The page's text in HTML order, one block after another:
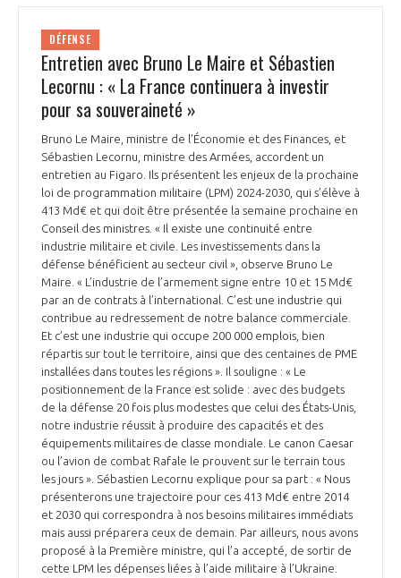
COMPÉTITIVITÉ
EMPLOI & FORMATION
ENVIRONNEMENT
INNOVATION
INTERNATIONALISATION
DOCUMENTS & BROCHURES
RAPPORTS D'ACTIVITÉS
DÉFENSE
Entretien avec Bruno Le Maire et Sébastien
Lecornu : « La France continuera à investir
pour sa souveraineté »
Bruno Le Maire, ministre de l’Économie et des Finances, et
Sébastien Lecornu, ministre des Armées, accordent un
entretien au Figaro. Ils présentent les enjeux de la prochaine
loi de programmation militaire (LPM) 2024-2030, qui s’élève à
413 Md€ et qui doit être présentée la semaine prochaine en
Conseil des ministres. « Il existe une continuité entre
industrie militaire et civile. Les investissements dans la
défense bénéficient au secteur civil », observe Bruno Le
Maire. « L’industrie de l’armement signe entre 10 et 15 Md€
par an de contrats à l’international. C’est une industrie qui
contribue au redressement de notre balance commerciale.
Et c’est une industrie qui occupe 200 000 emplois, bien
répartis sur tout le territoire, ainsi que des centaines de PME
installées dans toutes les régions ». Il souligne : « Le
positionnement de la France est solide : avec des budgets
de la défense 20 fois plus modestes que celui des États-Unis,
notre industrie réussit à produire des capacités et des
équipements militaires de classe mondiale. Le canon Caesar
ou l’avion de combat Rafale le prouvent sur le terrain tous
les jours ». Sébastien Lecornu explique pour sa part : « Nous
présenterons une trajectoire pour ces 413 Md€ entre 2014
et 2030 qui correspondra à nos besoins militaires immédiats
mais aussi préparera ceux de demain. Par ailleurs, nous avons
proposé à la Première ministre, qui l’a accepté, de sortir de
cette LPM les dépenses liées à l’aide militaire à l’Ukraine.